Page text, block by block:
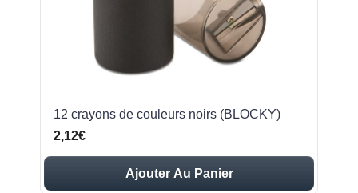
12 crayons de couleurs noirs (BLOCKY)
2,12€
Ajouter Au Panier